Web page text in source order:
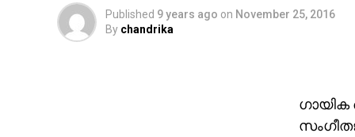
Published 9 years ago on November 25, 2016
By chandrika
ഗായിക